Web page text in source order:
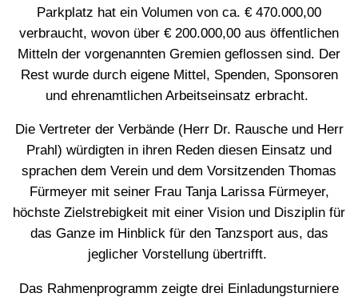
Parkplatz hat ein Volumen von ca. € 470.000,00
verbraucht, wovon über € 200.000,00 aus öffentlichen
Mitteln der vorgenannten Gremien geflossen sind. Der
Rest wurde durch eigene Mittel, Spenden, Sponsoren
und ehrenamtlichen Arbeitseinsatz erbracht.
Die Vertreter der Verbände (Herr Dr. Rausche und Herr
Prahl) würdigten in ihren Reden diesen Einsatz und
sprachen dem Verein und dem Vorsitzenden Thomas
Fürmeyer mit seiner Frau Tanja Larissa Fürmeyer,
höchste Zielstrebigkeit mit einer Vision und Disziplin für
das Ganze im Hinblick für den Tanzsport aus, das
jeglicher Vorstellung übertrifft.
Das Rahmenprogramm zeigte drei Einladungsturniere